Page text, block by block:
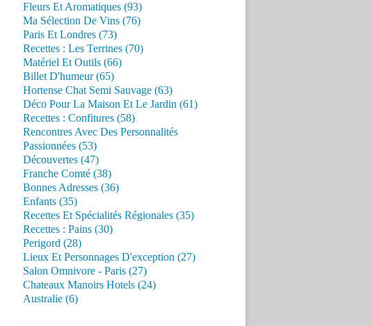
Fleurs Et Aromatiques (93)
Ma Sélection De Vins (76)
Paris Et Londres (73)
Recettes : Les Terrines (70)
Matériel Et Outils (66)
Billet D'humeur (65)
Hortense Chat Semi Sauvage (63)
Déco Pour La Maison Et Le Jardin (61)
Recettes : Confitures (58)
Rencontres Avec Des Personnalités
Passionnées (53)
Découvertes (47)
Franche Comté (38)
Bonnes Adresses (36)
Enfants (35)
Recettes Et Spécialités Régionales (35)
Recettes : Pains (30)
Perigord (28)
Lieux Et Personnages D'exception (27)
Salon Omnivore - Paris (27)
Chateaux Manoirs Hotels (24)
Australie (6)